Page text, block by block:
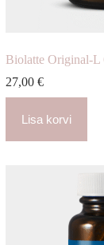
Biolatte Original-L
27,00 €
Lisa korvi